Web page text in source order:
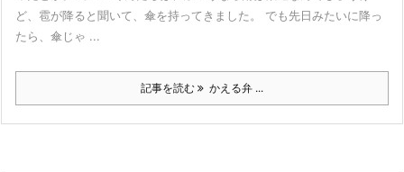
ど、雹が降ると聞いて、傘を持ってきました。 でも先日みたいに降っ
たら、傘じゃ ...
記事を読む かえる弁 ...